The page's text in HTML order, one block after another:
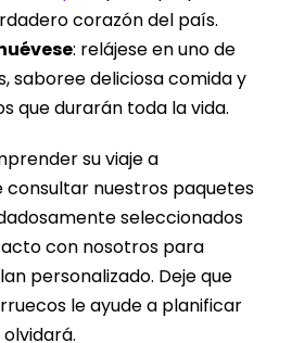
corazón del país.
: relájese en uno de
saboree deliciosa comida y
que durarán toda la vida.
su viaje a
consultar nuestros paquetes
seleccionados
con nosotros para
personalizado. Deje que
le ayude a planificar